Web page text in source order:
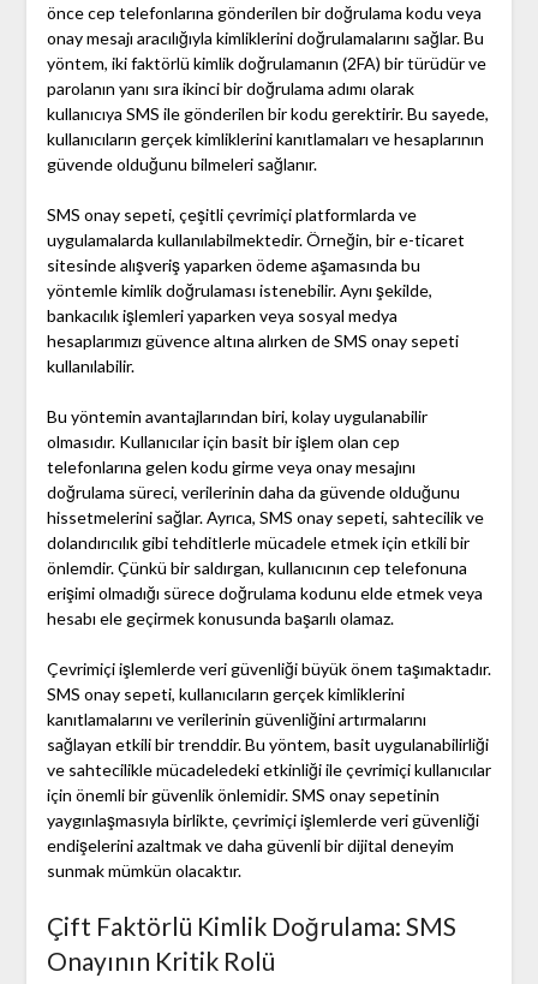
önce cep telefonlarına gönderilen bir doğrulama kodu veya
onay mesajı aracılığıyla kimliklerini doğrulamalarını sağlar. Bu
yöntem, iki faktörlü kimlik doğrulamanın (2FA) bir türüdür ve
parolanın yanı sıra ikinci bir doğrulama adımı olarak
kullanıcıya SMS ile gönderilen bir kodu gerektirir. Bu sayede,
kullanıcıların gerçek kimliklerini kanıtlamaları ve hesaplarının
güvende olduğunu bilmeleri sağlanır.
SMS onay sepeti, çeşitli çevrimiçi platformlarda ve
uygulamalarda kullanılabilmektedir. Örneğin, bir e-ticaret
sitesinde alışveriş yaparken ödeme aşamasında bu
yöntemle kimlik doğrulaması istenebilir. Aynı şekilde,
bankacılık işlemleri yaparken veya sosyal medya
hesaplarımızı güvence altına alırken de SMS onay sepeti
kullanılabilir.
Bu yöntemin avantajlarından biri, kolay uygulanabilir
olmasıdır. Kullanıcılar için basit bir işlem olan cep
telefonlarına gelen kodu girme veya onay mesajını
doğrulama süreci, verilerinin daha da güvende olduğunu
hissetmelerini sağlar. Ayrıca, SMS onay sepeti, sahtecilik ve
dolandırıcılık gibi tehditlerle mücadele etmek için etkili bir
önlemdir. Çünkü bir saldırgan, kullanıcının cep telefonuna
erişimi olmadığı sürece doğrulama kodunu elde etmek veya
hesabı ele geçirmek konusunda başarılı olamaz.
Çevrimiçi işlemlerde veri güvenliği büyük önem taşımaktadır.
SMS onay sepeti, kullanıcıların gerçek kimliklerini
kanıtlamalarını ve verilerinin güvenliğini artırmalarını
sağlayan etkili bir trenddir. Bu yöntem, basit uygulanabilirliği
ve sahtecilikle mücadeledeki etkinliği ile çevrimiçi kullanıcılar
için önemli bir güvenlik önlemidir. SMS onay sepetinin
yaygınlaşmasıyla birlikte, çevrimiçi işlemlerde veri güvenliği
endişelerini azaltmak ve daha güvenli bir dijital deneyim
sunmak mümkün olacaktır.
Çift Faktörlü Kimlik Doğrulama: SMS
Onayının Kritik Rolü